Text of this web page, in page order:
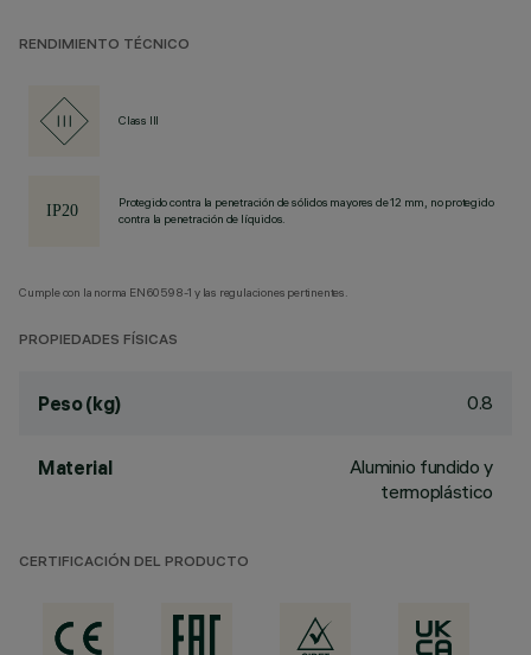
RENDIMIENTO TÉCNICO
Class III
Protegido contra la penetración de sólidos mayores de 12 mm, no protegido
contra la penetración de líquidos.
Cumple con la norma EN60598-1 y las regulaciones pertinentes.
PROPIEDADES FÍSICAS
Peso (kg) 0.8
Material
Aluminio fundido y
termoplástico
CERTIFICACIÓN DEL PRODUCTO